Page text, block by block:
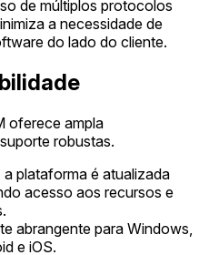
de múltiplos protocolos
a necessidade de
do lado do cliente.
oferece ampla
robustas.
a plataforma é atualizada
acesso aos recursos e
abrangente para Windows,
e iOS.